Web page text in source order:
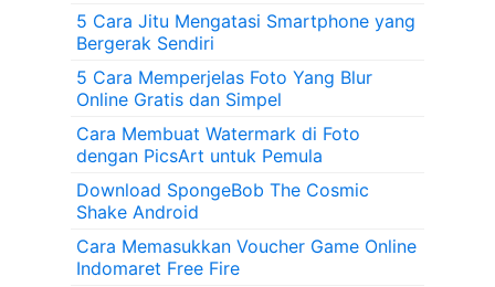
5 Cara Jitu Mengatasi Smartphone yang
Bergerak Sendiri
5 Cara Memperjelas Foto Yang Blur
Online Gratis dan Simpel
Cara Membuat Watermark di Foto
dengan PicsArt untuk Pemula
Download SpongeBob The Cosmic
Shake Android
Cara Memasukkan Voucher Game Online
Indomaret Free Fire